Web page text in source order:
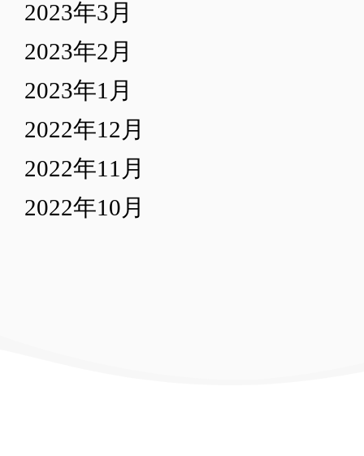
2023年3月
2023年2月
2023年1月
2022年12月
2022年11月
2022年10月